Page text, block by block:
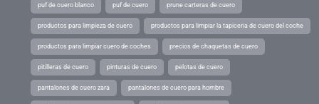
puf de cuero blanco puf de cuero prune carteras de cuero
productos para limpieza de cuero productos para limpiar la tapiceria de cuero del coche
productos para limpiar cuero de coches precios de chaquetas de cuero
pitilleras de cuero pinturas de cuero pelotas de cuero
pantalones de cuero zara pantalones de cuero para hombre